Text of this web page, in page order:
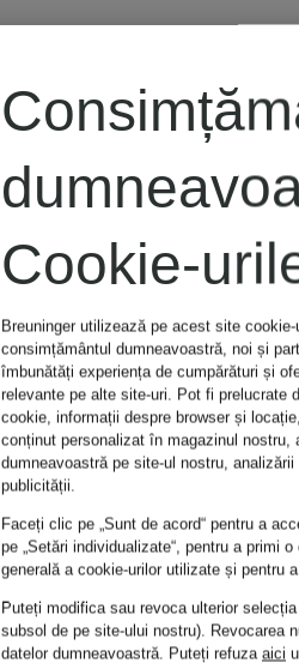
Cookie-
Breuninger utilizează pe acest site
consimțământul dumneavoastră, noi și
îmbunătăți experiența de cumpărături și
relevante pe alte site-uri. Pot fi prelucrate
cookie, informații despre browser și
conținut personalizat în magazinul nostru,
dumneavoastră pe site-ul nostru,
publicității.
Faceți clic pe „Sunt de acord“ pentru a
pe „Setări individualizate“, pentru a primi
generală a cookie-urilor utilizate și pentru
Puteți modifica sau revoca ulterior
subsol de pe site-ului nostru). Revocarea
datelor dumneavoastră. Puteți refuza aici